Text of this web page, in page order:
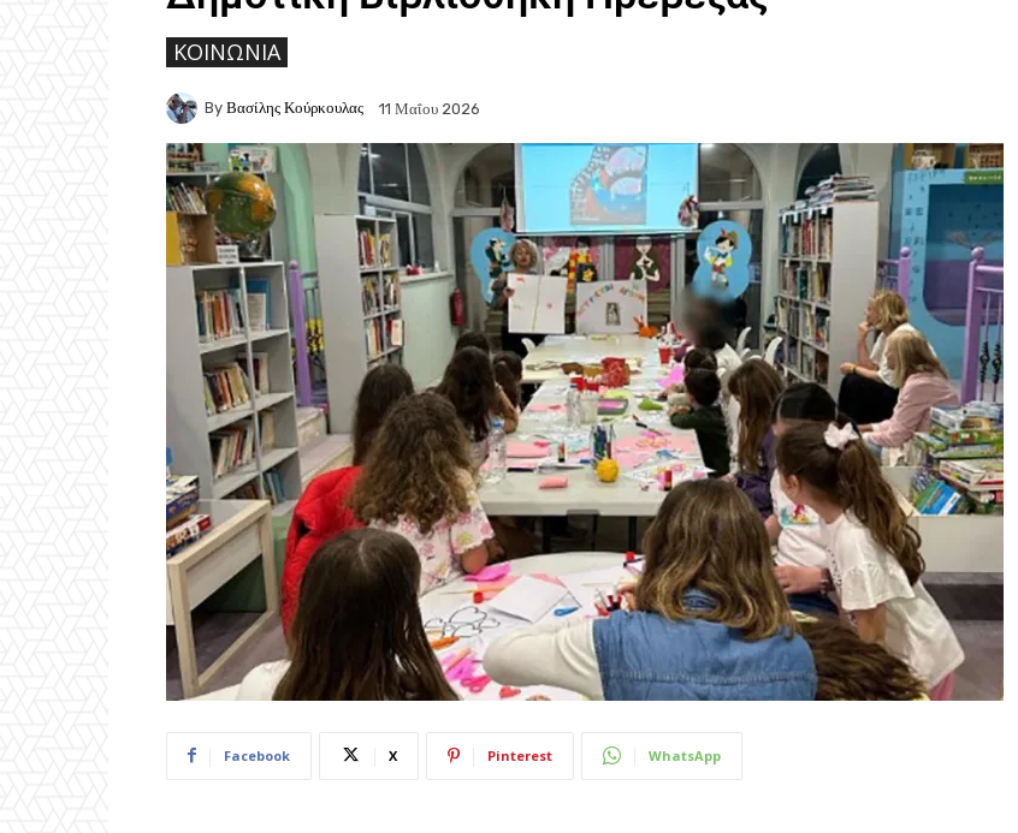
ΚΟΙΝΩΝΙΑ
By Βασίλης Κούρκουλας 11 Μαΐου 2026
Facebook X Pinterest WhatsApp